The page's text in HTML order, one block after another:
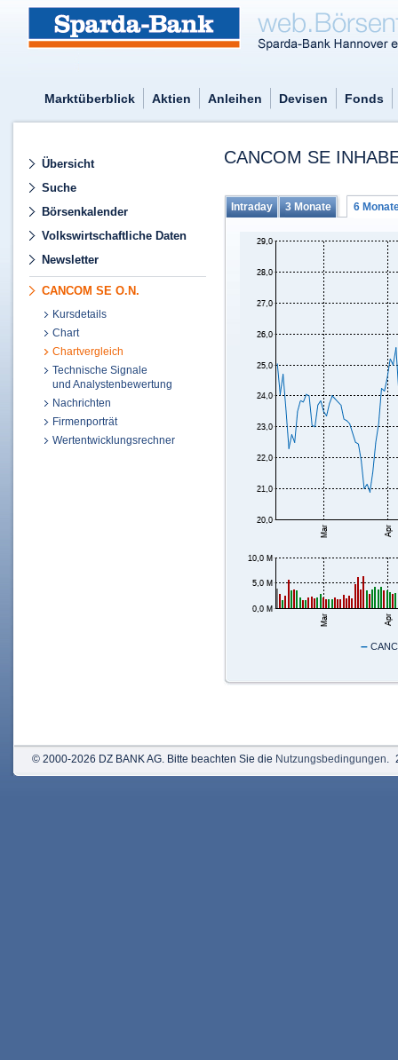
Marktüberblick Aktien Anleihen Devisen Fonds
Übersicht
Suche
Börsenkalender
Volkswirtschaftliche Daten
Newsletter
CANCOM SE O.N.
Kursdetails
Chart
Chartvergleich
Technische Signale
und Analystenbewertung
Nachrichten
Firmenporträt
Wertentwicklungsrechner
CANCOM SE
Intraday 3 Monate 6
–
© 2000-2026 DZ BANK AG. Bitte beachten Sie die Nutzungsbedingungen.